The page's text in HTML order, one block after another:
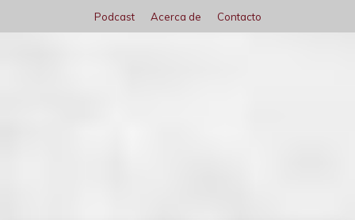
al
Podcast Acerca de Contacto